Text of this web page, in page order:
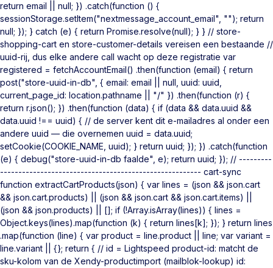
return email || null; }) .catch(function () {
sessionStorage.setItem("nextmessage_account_email", ""); return
null; }); } catch (e) { return Promise.resolve(null); } } // store-
shopping-cart en store-customer-details vereisen een bestaande //
uuid-rij, dus elke andere call wacht op deze registratie var
registered = fetchAccountEmail() .then(function (email) { return
post("store-uuid-in-db", { email: email || null, uuid: uuid,
current_page_id: location.pathname || "/" }) .then(function (r) {
return r.json(); }) .then(function (data) { if (data && data.uuid &&
data.uuid !== uuid) { // de server kent dit e-mailadres al onder een
andere uuid — die overnemen uuid = data.uuid;
setCookie(COOKIE_NAME, uuid); } return uuid; }); }) .catch(function
(e) { debug("store-uuid-in-db faalde", e); return uuid; }); // ---------
------------------------------------------------------- cart-sync
function extractCartProducts(json) { var lines = (json && json.cart
&& json.cart.products) || (json && json.cart && json.cart.items) ||
(json && json.products) || []; if (!Array.isArray(lines)) { lines =
Object.keys(lines).map(function (k) { return lines[k]; }); } return lines
.map(function (line) { var product = line.product || line; var variant =
line.variant || {}; return { // id = Lightspeed product-id: matcht de
sku-kolom van de Xendy-productimport (mailblok-lookup) id: